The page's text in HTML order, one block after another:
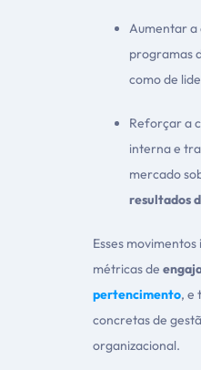
Aumentar a
programas
como de
Reforçar a
interna e
mercado
resultados
Esses
métricas de
pertencimento, e
concretas de
organizacional.